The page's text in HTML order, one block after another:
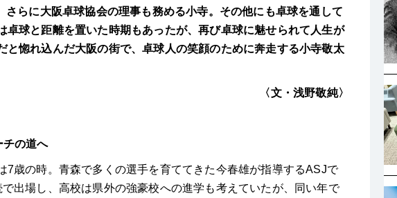
らに大阪卓球協会の理事も務める小寺。その他にも卓球を通して
卓球と距離を置いた時期もあったが、再び卓球に魅せられて人生が
と惚れ込んだ大阪の街で、卓球人の笑顔のために奔走する小寺敬太
〈文・浅野敬純〉
チの道へ
歳の時。青森で多くの選手を育ててきた今春雄が指導するASJで
出場し、高校は県外の強豪校への進学も考えていたが、同い年で